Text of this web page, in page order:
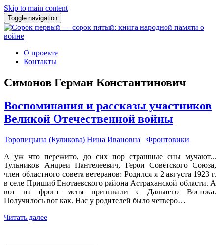
Skip to main content
Toggle navigation
О проекте
Контакты
Симонов Герман Константинович
Воспоминания и рассказы участников
Великой Отечественной войны
Торопицына (Куликова) Нина Ивановна
Фронтовики
А уж что пережито, до сих пор страшные сны мучают...
Тульников Андрей Пантелеевич, Герой Советского Союза,
член областного совета ветеранов: Родился я 2 августа 1923 г.
в селе Пришиб Енотаевского района Астраханской области. А
вот на фронт меня призывали с Дальнего Востока.
Получилось вот как. Нас у родителей было четверо…
Читать далее